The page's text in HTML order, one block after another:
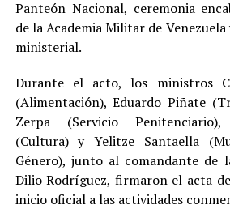
Panteón Nacional, ceremonia
de la Academia Militar de
ministerial.
Durante el acto, los ministros
(Alimentación), Eduardo Piñate
Zerpa (Servicio
(Cultura) y Yelitze Santaella
Género), junto al comandante de
Dilio Rodríguez, firmaron el acta
inicio oficial a las actividades